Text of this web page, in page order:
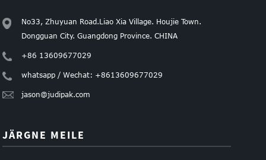
No33, Zhuyuan Road.Liao Xia Village. Houjie Town.
Dongguan City. Guangdong Province. CHINA
+86 13609677029
whatsapp / Wechat: +8613609677029
jason@judipak.com
JÄRGNE MEILE